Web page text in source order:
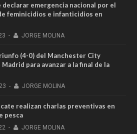
declarar emergencia nacional por el
feminicidios e infanticidios en
- JORGE MOLINA
(4-0) del Manchester City
para avanzar a la final de la
- JORGE MOLINA
realizan charlas preventivas en
pesca
- JORGE MOLINA